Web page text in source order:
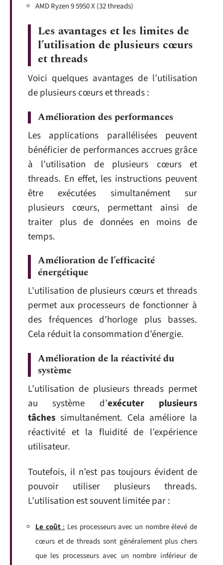
AMD Ryzen 9 5950 X (32 threads)
Les avantages et les limites de
l’utilisation de plusieurs cœurs
et threads
Voici quelques avantages de l’utilisation
de plusieurs cœurs et threads :
Amélioration des performances
Les applications parallélisées peuvent
bénéficier de performances accrues grâce
à l’utilisation de plusieurs cœurs et
threads. En effet, les instructions peuvent
être exécutées simultanément sur
plusieurs cœurs, permettant ainsi de
traiter plus de données en moins de
temps.
Amélioration de l’efficacité
énergétique
L’utilisation de plusieurs cœurs et threads
permet aux processeurs de fonctionner à
des fréquences d’horloge plus basses.
Cela réduit la consommation d’énergie.
Amélioration de la réactivité du
système
L’utilisation de plusieurs threads permet
au système d’exécuter plusieurs
tâches simultanément. Cela améliore la
réactivité et la fluidité de l’expérience
utilisateur.
Toutefois, il n’est pas toujours évident de
pouvoir utiliser plusieurs threads.
L’utilisation est souvent limitée par :
Le coût: Les processeurs avec un nombre élevé de
cœurs et de threads sont généralement plus chers
que les processeurs avec un nombre inférieur de